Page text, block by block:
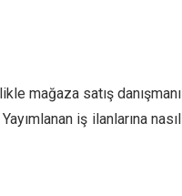
mağaza satış danışmanı
iş ilanlarına nasıl